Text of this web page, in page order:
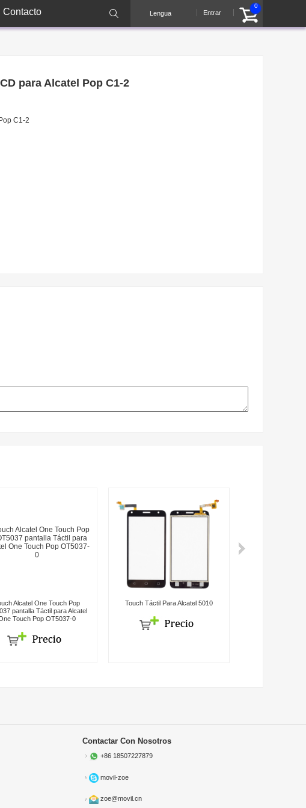
Contacto Lengua Entrar
0
para Alcatel Pop C1-2
C1-2
Alcatel One Touch Pop
pantalla Táctil para Alcatel
Touch Pop OT5037-0
Touch Táctil Para Alcatel 5010
Contactar Con Nosotros
+86 18507227879
movil-zoe
zoe@movil.cn